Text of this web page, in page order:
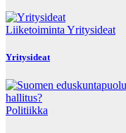
Liiketoiminta Yritysideat
Yritysideat
Politiikka